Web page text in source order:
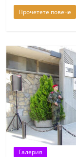
k
a
a
n
a
k
.
c
o
Прочетете повече
Галерия